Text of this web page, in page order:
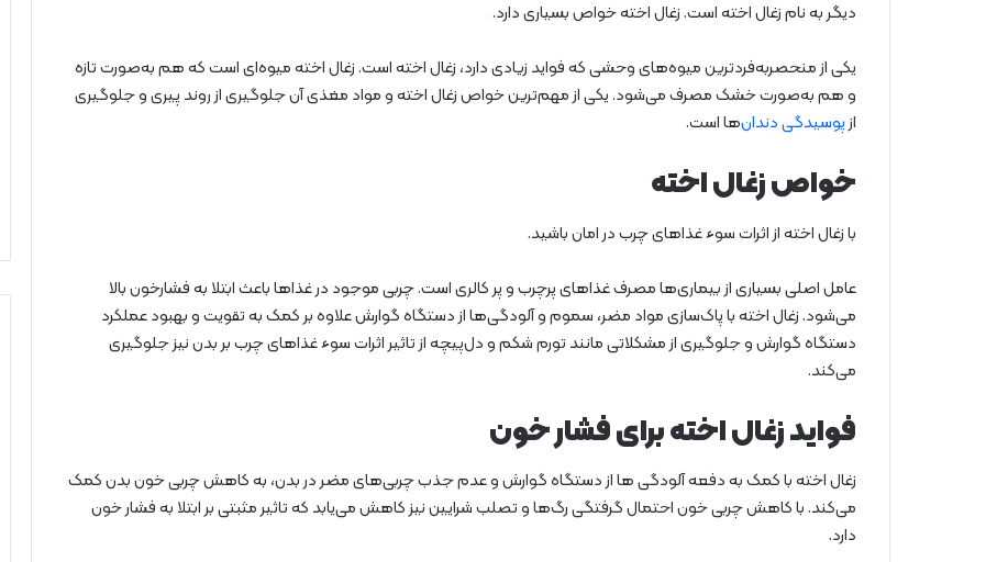
دیگر به نام زغال اخته است. زغال اخته خواص بسیاری دارد.
یکی از منحصربه‌فردترین میوه‌های وحشی که فواید زیادی دارد، زغال اخته است. زغال اخته میوه‌ای است که هم به‌صورت تازه
و هم به‌صورت خشک مصرف می‌شود. یکی از مهم‌ترین خواص زغال اخته و مواد مغذی آن جلوگیری از روند پیری و جلوگیری
ازپوسیدگی دندان‌ها است.
خواص زغال اخته
با زغال اخته از اثرات سوء غذاهای چرب در امان باشید.
عامل اصلی بسیاری از بیماری‌ها مصرف غذاهای پرچرب و پر کالری است. چربی موجود در غذاها باعث ابتلا به فشارخون بالا
می‌شود. زغال اخته با پاک‌سازی مواد مضر، سموم و آلودگی‌ها از دستگاه گوارش علاوه بر کمک به تقویت و بهبود عملکرد
دستگاه گوارش و جلوگیری از مشکلاتی مانند تورم شکم و دل‌پیچه از تاثیر اثرات سوء غذاهای چرب بر بدن نیز جلوگیری
می‌کند.
فواید زغال اخته برای فشار خون
زغال اخته با کمک به دفعه آلودگی ها از دستگاه گوارش و عدم جذب چربی‌های مضر در بدن، به کاهش چربی خون بدن کمک
می‌کند. با کاهش چربی خون احتمال گرفتگی رگ‌ها و تصلب شرایین نیز کاهش می‌یابد که تاثیر مثبتی بر ابتلا به فشار خون
دارد.